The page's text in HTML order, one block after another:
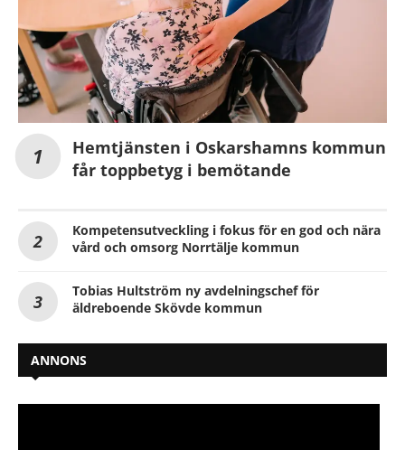
Hemtjänsten i Oskarshamns kommun
får toppbetyg i bemötande
Kompetensutveckling i fokus för en god och nära
vård och omsorg Norrtälje kommun
Tobias Hultström ny avdelningschef för
äldreboende Skövde kommun
ANNONS